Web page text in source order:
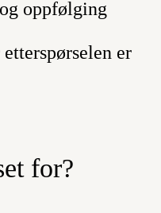
oppfølging
er
for?